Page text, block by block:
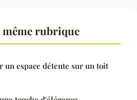
rubrique
un espace détente sur un toit